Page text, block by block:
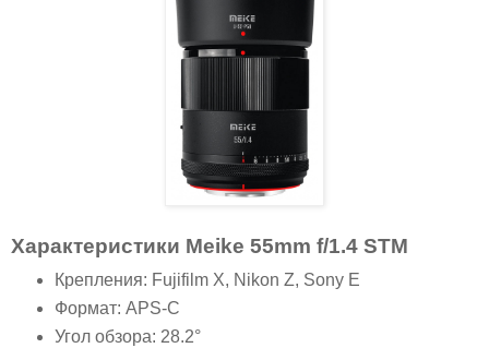
Характеристики Meike 55mm f/1.4 STM
Крепления: Fujifilm X, Nikon Z, Sony E
Формат: APS-C
Угол обзора: 28.2°